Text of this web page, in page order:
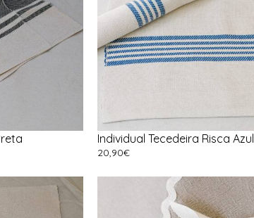
Individual Tecedeira Risca Azul
20,90€